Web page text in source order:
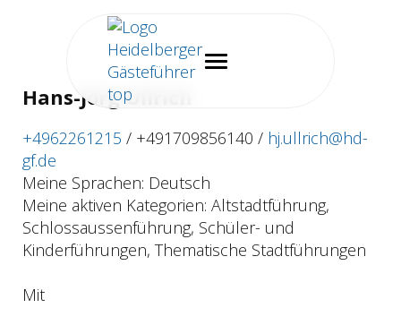
Hans-Jörg Ullrich
+4962261215 / +491709856140 / hj.ullrich@hd-
gf.de
Meine Sprachen: Deutsch
Meine aktiven Kategorien: Altstadtführung,
Schlossaussenführung, Schüler- und
Kinderführungen, Thematische Stadtführungen
Mit